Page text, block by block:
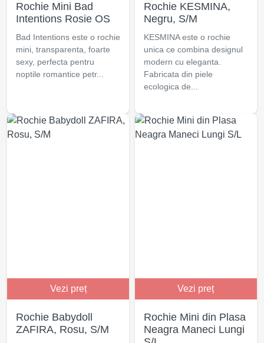
Rochie Mini Bad
Intentions Rosie OS
Bad Intentions este o rochie
mini, transparenta, foarte
sexy, perfecta pentru
noptile romantice petr...
Rochie KESMINA,
Negru, S/M
KESMINA este o rochie
unica ce combina designul
modern cu eleganta.
Fabricata din piele
ecologica de...
Vezi preț
Rochie Babydoll
ZAFIRA, Rosu, S/M
Vezi preț
Rochie Mini din Plasa
Neagra Maneci Lungi